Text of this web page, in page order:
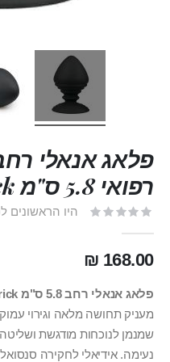
פלאג אנאלי
רפואי 5.8 ס"מ Garrick
היו הראשונים
168.00 ₪
פלאג אנאלי רחב 5.8 ס"מ Garrick
מעניק תחושה מלאה וגירוי
שמנמן לנוכחות מודגשת
נעימה. אידיאלי לחקירה